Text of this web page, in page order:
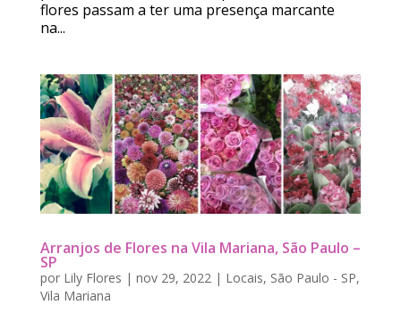
flores passam a ter uma presença marcante
na...
Arranjos de Flores na Vila Mariana, São Paulo –
SP
por Lily Flores | nov 29, 2022| Locais, São Paulo - SP,
Vila Mariana